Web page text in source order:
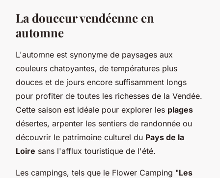
La douceur vendéenne en
automne
L'automne est synonyme de paysages aux
couleurs chatoyantes, de températures plus
douces et de jours encore suffisamment longs
pour profiter de toutes les richesses de la Vendée.
Cette saison est idéale pour explorer les plages
désertes, arpenter les sentiers de randonnée ou
découvrir le patrimoine culturel du Pays de la
Loire sans l'afflux touristique de l'été.
Les campings, tels que le Flower Camping "Les